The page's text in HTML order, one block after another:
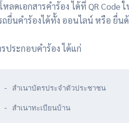
หลดเอกสารคำร้อง ได้ที่ QR Code
ถยื่นคำร้องได้ทั้ง ออนไลน์ หรือ ยื่น
รประกอบคำร้อง ได้แก่